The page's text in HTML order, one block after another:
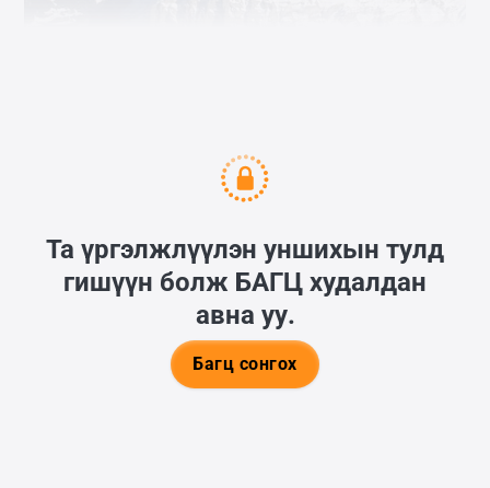
Та үргэлжлүүлэн уншихын тулд
гишүүн болж БАГЦ худалдан
авна уу.
Багц сонгох